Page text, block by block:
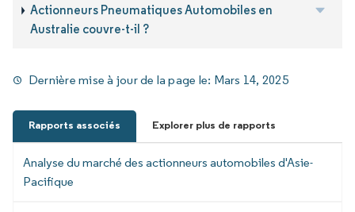
Actionneurs Pneumatiques Automobiles en
Australie couvre-t-il ?
Dernière mise à jour de la page le: Mars 14, 2025
Rapports associés Explorer plus de rapports
Analyse du marché des actionneurs automobiles d'Asie-
Pacifique